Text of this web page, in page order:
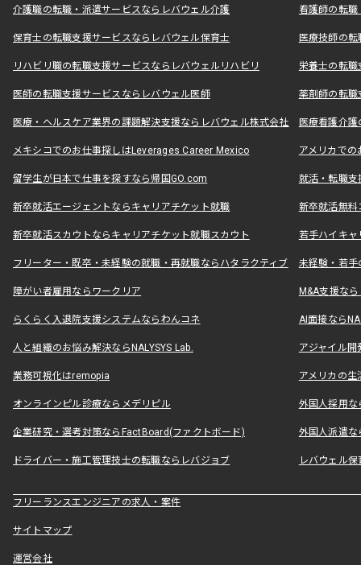
介護職の転職・派遣サービスならレバウェル介護 看護師の転
保育士の転職支援サービスならレバウェル保育士 医療技師の
リハビリ職の転職支援サービスならレバウェルリハビリ 栄養士の転
医師の転職支援サービスならレバウェル医師 薬剤師の転
医療・ヘルスケア業界の課題解決支援ならレバウェル株式会社 医療看護介
メキシコでのお仕事探しはLeverages Career Mexico アメリカで
留学生が日本で仕事を探すなら帰国GO.com 就活・転職
新卒就活エージェントならキャリアチケット就職 新卒就活無料
新卒就活スカウトならキャリアチケット就職スカウト 若手ハイキ
フリーター・既卒・未経験の就職・再就職ならハタラクティブ 未経験・若手
障がい者雇用ならワークリア M&A支援な
らくらく入退院支援システムならわんコネ AI面接なら
人と組織のお悩み解決ならNALYSYS Lab. アジャイル
業務可視化はremopia アメリカの
オンラインピル診療ならメデリピル 外国人採用
企業研究・選考対策ならFactBoard(ファクトボード) 外国人派遣な
ドライバー・施工管理技士の転職ならレバジョブ レバウェル
フリーランスエンジニアの求人・案件
サイトマップ
運営会社